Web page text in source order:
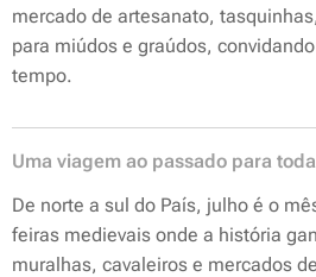
mercado de artesanato,
para miúdos e graúdos,
tempo.
Uma viagem ao passado para
De norte a sul do País, julho é o
feiras medievais onde a história
muralhas, cavaleiros e mercados